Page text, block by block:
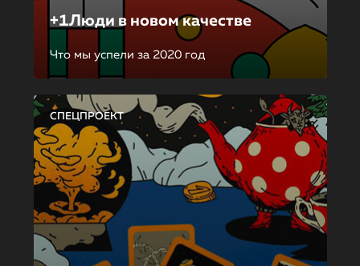
+1Люди в новом качестве
Что мы успели за 2020 год
СПЕЦПРОЕКТ